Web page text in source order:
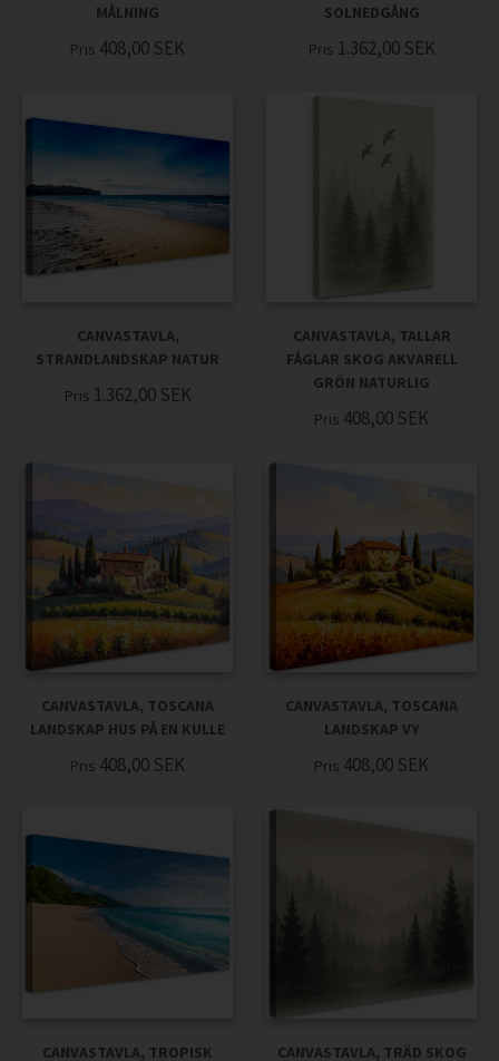
MÅLNING
Pris 408,00 SEK
SOLNEDGÅNG
Pris 1.362,00 SEK
CANVASTAVLA,
STRANDLANDSKAP NATUR
Pris 1.362,00 SEK
CANVASTAVLA, TALLAR
FÅGLAR SKOG AKVARELL
GRÖN NATURLIG
Pris 408,00 SEK
CANVASTAVLA, TOSCANA
LANDSKAP HUS PÅ EN KULLE
Pris 408,00 SEK
CANVASTAVLA, TOSCANA
LANDSKAP VY
Pris 408,00 SEK
CANVASTAVLA, TROPISK CANVASTAVLA, TRÄD SKOG